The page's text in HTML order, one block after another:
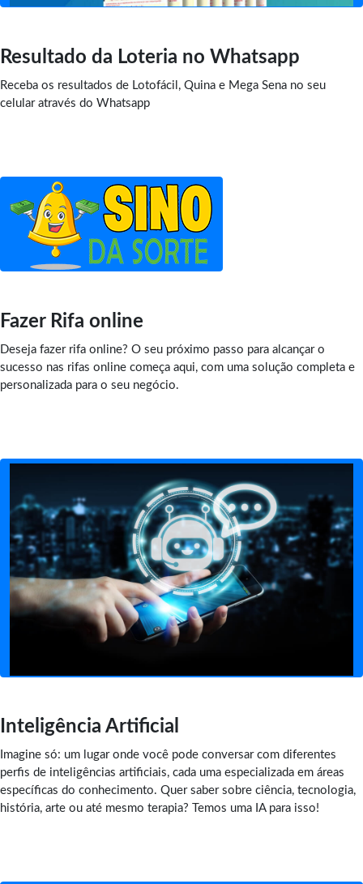
Resultado da Loteria no Whatsapp
Receba os resultados de Lotofácil, Quina e Mega Sena no seu
celular através do Whatsapp
Fazer Rifa online
Deseja fazer rifa online? O seu próximo passo para alcançar o
sucesso nas rifas online começa aqui, com uma solução completa e
personalizada para o seu negócio.
Inteligência Artificial
Imagine só: um lugar onde você pode conversar com diferentes
perfis de inteligências artificiais, cada uma especializada em áreas
específicas do conhecimento. Quer saber sobre ciência, tecnologia,
história, arte ou até mesmo terapia? Temos uma IA para isso!